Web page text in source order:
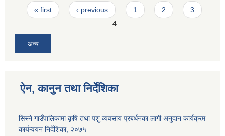
Pages
« first ‹ previous 1 2
3
4
अन्य
ऐन, कानुन तथा निर्देशिका
सिस्ने गाउँपालिकामा कृषि तथा पशु व्यवसाय प्रबर्धनका लागी अनुदान कार्यक्रम
कार्यन्वयन निर्देशिका, २०७५